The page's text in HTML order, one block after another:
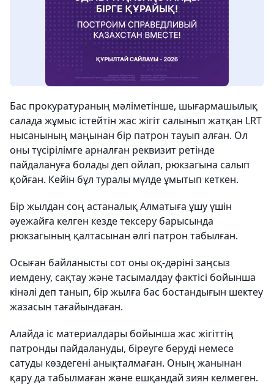
Бас прокуратураның мәліметінше, шығармашылық
салада жұмыс істейтін жас жігіт салынып жатқан LRT
нысанының маңынан бір патрон тауып алған. Ол
оны түсірілімге арналған реквизит ретінде
пайдалануға болады деп ойлап, рюкзагына салып
қойған. Кейін бұл туралы мүлде ұмытып кеткен.
Бір жылдан соң астаналық Алматыға ұшу үшін
әуежайға келген кезде тексеру барысында
рюкзагының қалтасынан әлгі патрон табылған.
Осыған байланысты сот оны оқ-дәріні заңсыз
иемдену, сақтау және тасымалдау фактісі бойынша
кінәлі деп танып, бір жылға бас бостандығын шектеу
жазасын тағайындаған.
Алайда іс материалдары бойынша жас жігіттің
патронды пайдалануды, біреуге беруді немесе
сатуды көздегені анықталмаған. Оның жанынан
қару да табылмаған және ешқандай зиян келмеген.